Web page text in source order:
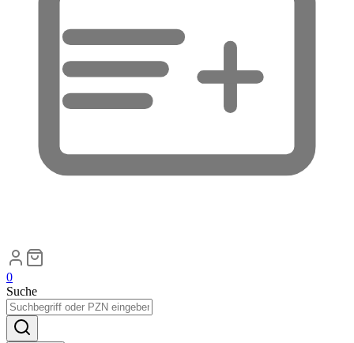
0
Suche